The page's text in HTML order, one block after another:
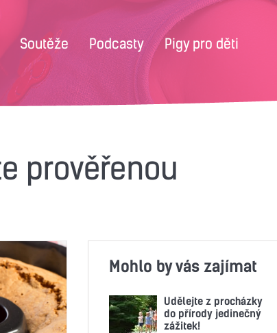
Soutěže Podcasty Pigy pro děti
prověřenou
Mohlo by vás zajímat
Udělejte z procházky
do přírody jedinečný
zážitek!